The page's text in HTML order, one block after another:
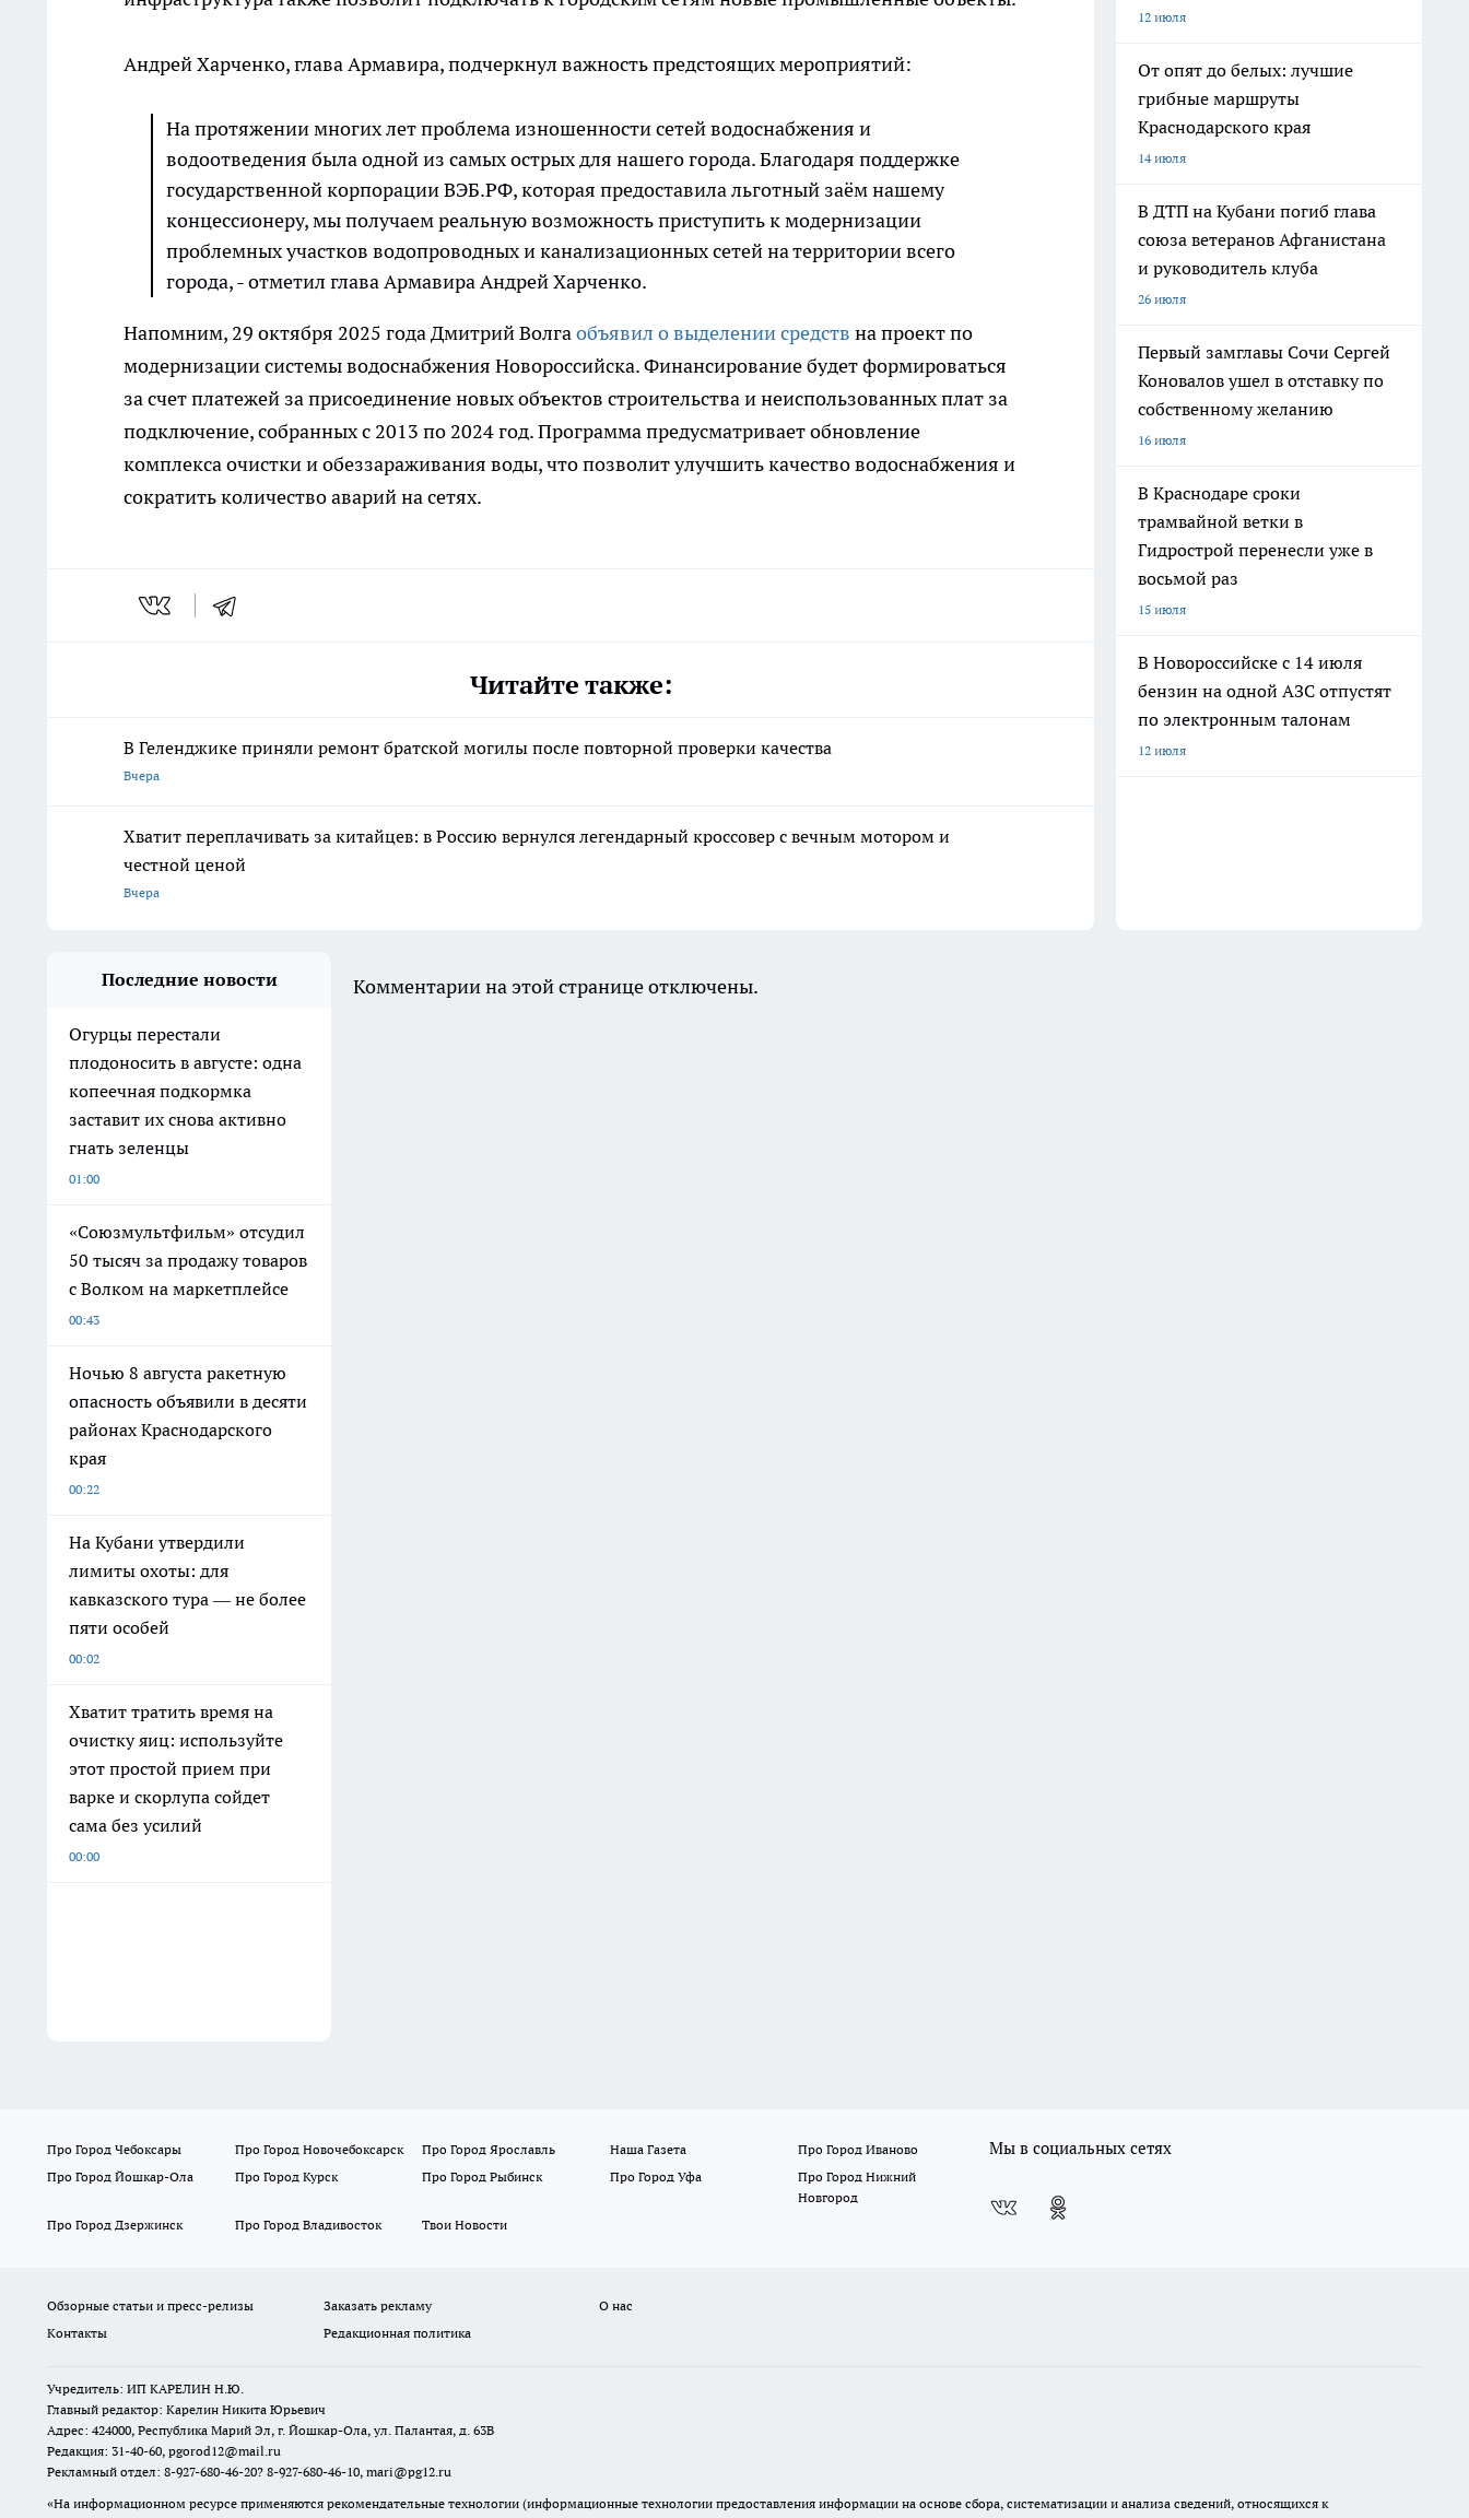
Андрей Харченко, глава Армавира, подчеркнул важность предстоящих мероприятий:
На протяжении многих лет проблема изношенности сетей водоснабжения и
водоотведения была одной из самых острых для нашего города. Благодаря поддержке
государственной корпорации ВЭБ.РФ, которая предоставила льготный заём нашему
концессионеру, мы получаем реальную возможность приступить к модернизации
проблемных участков водопроводных и канализационных сетей на территории всего
города, - отметил глава Армавира Андрей Харченко.
Напомним, 29 октября 2025 года Дмитрий Волгаобъявил о выделении средств на проект по
модернизации системы водоснабжения Новороссийска. Финансирование будет формироваться
за счет платежей за присоединение новых объектов строительства и неиспользованных плат за
подключение, собранных с 2013 по 2024 год. Программа предусматривает обновление
комплекса очистки и обеззараживания воды, что позволит улучшить качество водоснабжения и
сократить количество аварий на сетях.
Читайте также:
В Геленджике приняли ремонт братской могилы после повторной проверки качества
Вчера
Хватит переплачивать за китайцев: в Россию вернулся легендарный кроссовер с вечным мотором и
честной ценой
Вчера
12 июля
От опят до белых: лучшие
грибные маршруты
Краснодарского края
14 июля
В ДТП на Кубани погиб глава
союза ветеранов Афганистана
и руководитель клуба
26 июля
Первый замглавы Сочи Сергей
Коновалов ушел в отставку по
собственному желанию
16 июля
В Краснодаре сроки
трамвайной ветки в
Гидрострой перенесли уже в
восьмой раз
15 июля
В Новороссийске с 14 июля
бензин на одной АЗС отпустят
по электронным талонам
12 июля
Последние новости
Огурцы перестали
плодоносить в августе: одна
копеечная подкормка
заставит их снова активно
гнать зеленцы
01:00
«Союзмультфильм» отсудил
50 тысяч за продажу товаров
с Волком на маркетплейсе
00:43
Ночью 8 августа ракетную
опасность объявили в десяти
районах Краснодарского
края
00:22
На Кубани утвердили
лимиты охоты: для
кавказского тура — не более
пяти особей
00:02
Хватит тратить время на
очистку яиц: используйте
этот простой прием при
варке и скорлупа сойдет
сама без усилий
00:00
Комментарии на этой странице отключены.
Про Город Чебоксары Про Город Новочебоксарск Про Город Ярославль Наша Газета
Про Город Иваново
Про Город Йошкар-Ола
Про Город Курск Про Город Рыбинск Про Город Уфа
Про Город Нижний
Новгород
Про Город Дзержинск
Про Город Владивосток Твои Новости
Мы в социальных сетях
Обзорные статьи и пресс-релизы Заказать рекламу
О нас
Контакты
Редакционная политика
Учредитель: ИП КАРЕЛИН Н.Ю.
Главный редактор: Карелин Никита Юрьевич
Адрес: 424000, Республика Марий Эл, г. Йошкар-Ола, ул. Палантая, д. 63В
Редакция: 31-40-60, pgorod12@mail.ru
Рекламный отдел: 8-927-680-46-20? 8-927-680-46-10, mari@pg12.ru
«На информационном ресурсе применяются рекомендательные технологии (информационные технологии предоставления информации на основе сбора, систематизации и анализа сведений, относящихся к